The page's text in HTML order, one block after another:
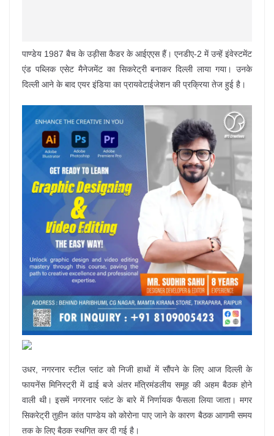
पाण्डेय 1987 बैच के उड़ीसा कैडर के आईएएस हैं। एनडीए-2 में उन्हें इंवेस्टमेंट
एंड पब्लिक एसेट मैनेजमेंट का सिकरेट्री बनाकर दिल्ली लाया गया। उनके
दिल्ली आने के बाद एयर इंडिया का प्रायवेटाईजेशन की प्रक्रिया तेज हुई है।
उधर, नगरनार स्टील प्लांट को निजी हाथों में सौंपने के लिए आज दिल्ली के
फायनेंस मिनिस्ट्री में ढाई बजे अंतर मंत्रिमंडलीय समूह की अहम बैठक होने
वाली थी। इसमें नगरनार प्लांट के बारे में निर्णायक फैसला लिया जाता। मगर
सिकरेट्री तुहीन कांत पाण्डेय को कोरोना पाए जाने के कारण बैठक आगामी समय
तक के लिए बैठक स्थगित कर दी गई है।